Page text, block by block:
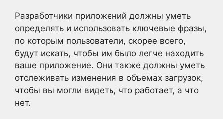
Разработчики приложений должны уметь
определять и использовать ключевые фразы,
по которым пользователи, скорее всего,
будут искать, чтобы им было легче находить
ваше приложение. Они также должны уметь
отслеживать изменения в объемах загрузок,
чтобы вы могли видеть, что работает, а что
нет.